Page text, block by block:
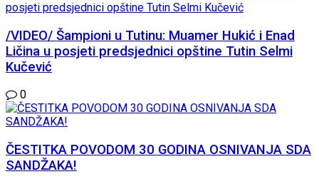
/VIDEO/ Šampioni u Tutinu: Muamer Hukić i Enad
Ličina u posjeti predsjednici opštine Tutin Selmi
Kučević
0
ČESTITKA POVODOM 30 GODINA OSNIVANJA SDA
SANDŽAKA!